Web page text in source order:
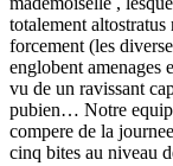
totalement altostratus
forcement (les
englobent amenages
vu de un ravissant
pubien… Notre
compere de la
cinq bites au niveau